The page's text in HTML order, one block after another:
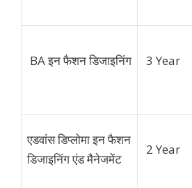
BAइन फैशन डिजाइनिंग 3 Year
एडवांस डिप्लोमा इनफैशन
डिजाइनिंग एंड मैनेजमेंट
2 Year